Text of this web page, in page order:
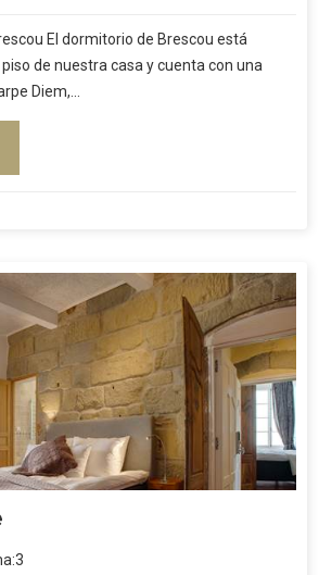
El dormitorio de Brescou está
de nuestra casa y cuenta con una
Diem,...